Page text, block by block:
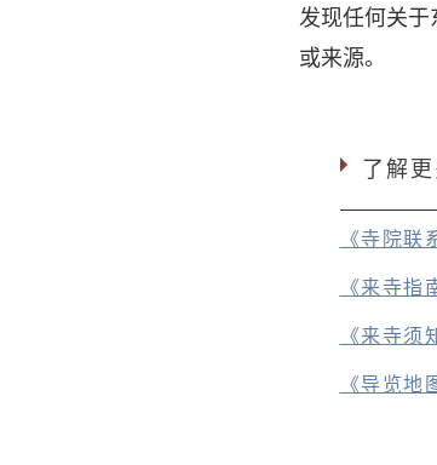
发现任何关
或来源。
了解
《寺院联
《来寺指
《来寺须
《导览地